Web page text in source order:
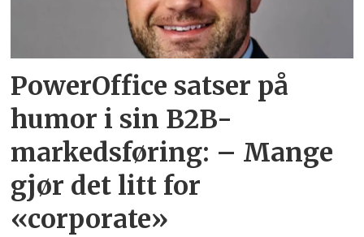
PowerOffice satser på
humor i sin B2B-
markedsføring: – Mange
gjør det litt for
«corporate»